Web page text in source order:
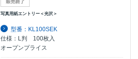
写真用紙エントリー＜光沢＞
型番：KL100SEK
仕様：L判 100枚入
オープンプライス